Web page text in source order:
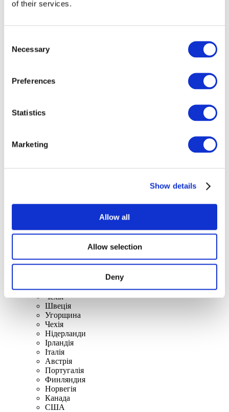
of their services.
Selection
Necessary
Preferences
Statistics
Marketing
Show details
Allow all
Allow selection
Deny
По країнах
Швейцарія
Великобританія
Литва
Бельгія
Республіка Ірландія
Польща
Чехія
Швецiя
Угорщина
Чехія
Нідерланди
Iрландія
Iталiя
Австрія
Португалія
Финляндия
Норвегія
Канада
США